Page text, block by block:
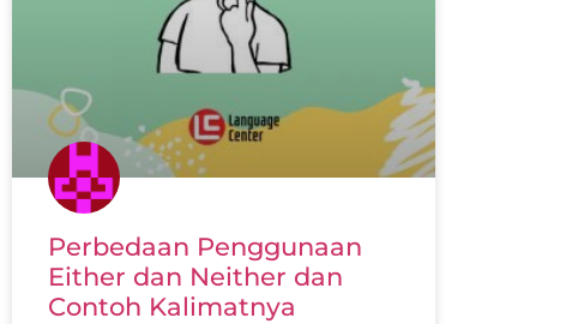
Perbedaan Penggunaan
Either dan Neither dan
Contoh Kalimatnya